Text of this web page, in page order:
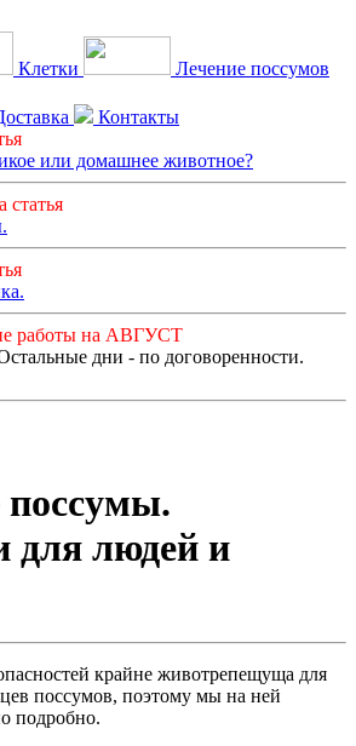
Клетки Лечение поссумов
Контакты
или домашнее животное?
статья
работы на АВГУСТ
дни - по договоренности.
для людей и
крайне животрепещуща для
поссумов, поэтому мы на ней
подробно.